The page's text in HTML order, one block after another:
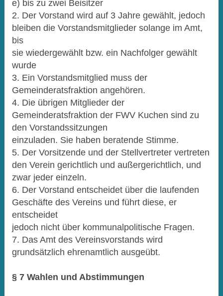
e) bis zu zwei Beisitzer
2. Der Vorstand wird auf 3 Jahre gewählt, jedoch
bleiben die Vorstandsmitglieder solange im Amt,
bis
sie wiedergewählt bzw. ein Nachfolger gewählt
wurde
3. Ein Vorstandsmitglied muss der
Gemeinderatsfraktion angehören.
4. Die übrigen Mitglieder der
Gemeinderatsfraktion der FWV Kuchen sind zu
den Vorstandssitzungen
einzuladen. Sie haben beratende Stimme.
5. Der Vorsitzende und der Stellvertreter vertreten
den Verein gerichtlich und außergerichtlich, und
zwar jeder einzeln.
6. Der Vorstand entscheidet über die laufenden
Geschäfte des Vereins und führt diese, er
entscheidet
jedoch nicht über kommunalpolitische Fragen.
7. Das Amt des Vereinsvorstands wird
grundsätzlich ehrenamtlich ausgeübt.
§ 7 Wahlen und Abstimmungen